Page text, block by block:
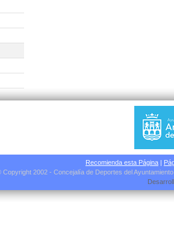
Recomienda esta Página |
Copyright 2002 - Concejalía de Deportes del